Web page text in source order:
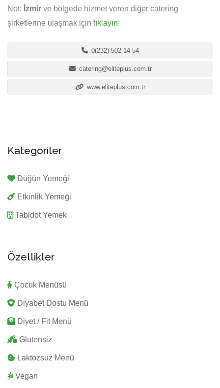
Not: İzmir ve bölgede hizmet veren diğer catering
şirketlerine ulaşmak için tıklayın!
0(232) 502 14 54
catering@eliteplus.com.tr
www.eliteplus.com.tr
Kategoriler
Düğün Yemeği
Etkinlik Yemeği
Tabldot Yemek
Özellikler
Çocuk Menüsü
Diyabet Dostu Menü
Diyet / Fit Menü
Glutensiz
Laktozsuz Menü
Vegan